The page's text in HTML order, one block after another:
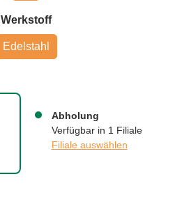
Abholung
Verfügbar in 1 Filiale
Filiale auswählen
Werkstoffauswählen
Edelstahl